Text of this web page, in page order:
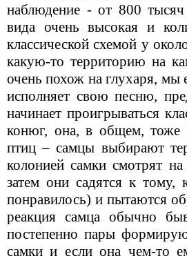
наблюдение - от 800
вида очень высокая и
классической схемой у
какую-то территорию на
очень похож на глухаря, мы
исполняет свою песню,
начинает проигрываться
конюг, она, в общем, тоже
птиц – самцы выбирают
колонией самки смотрят
затем они садятся к
понравилось) и пытаются
реакция самца обычно
постепенно пары
самки и если она чем-то